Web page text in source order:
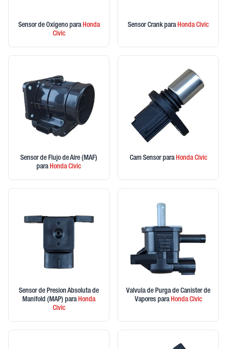
Sensor de Oxigeno paraHonda
Civic
Sensor Crank paraHondaCivic
Sensor de Flujo de Aire (MAF)
paraHondaCivic
Cam Sensor paraHondaCivic
Sensor de Presion Absoluta de
Manifold (MAP) paraHonda
Civic
Valvula de Purga de Canister de
Vapores paraHondaCivic